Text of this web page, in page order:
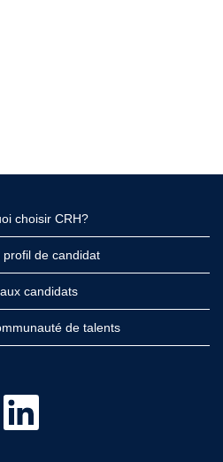
choisir CRH?
de candidat
candidats
de talents
S
u